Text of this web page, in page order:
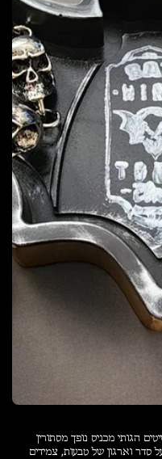
הגותי מכניס נופך מסתורין
סדר וארגון של טבעות, צמידים